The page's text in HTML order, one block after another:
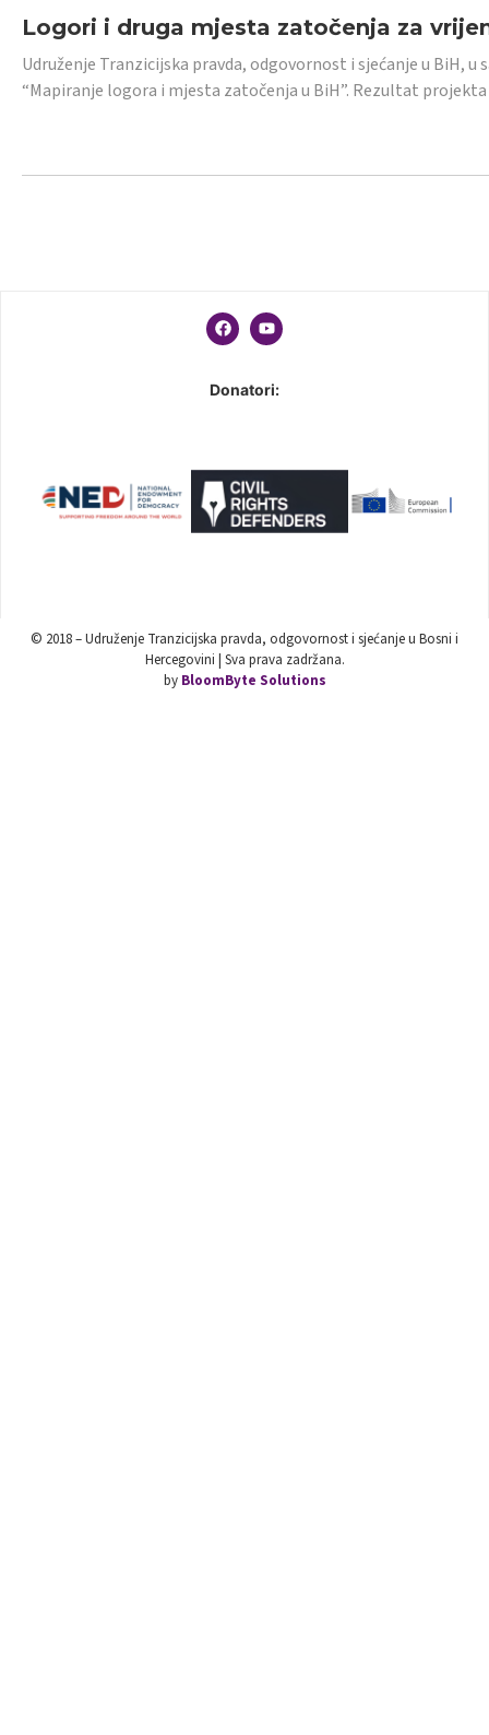
Logori i druga mjesta zatočenja za
Udruženje Tranzicijska pravda, odgovornost i sjećanje u BiH,
“Mapiranje logora i mjesta zatočenja u BiH”. Rezultat
Donatori:
© 2018 – Udruženje Tranzicijska pravda, odgovornost i sjećanje u Bosni i
Hercegovini | Sva prava zadržana.
by BloomByte Solutions